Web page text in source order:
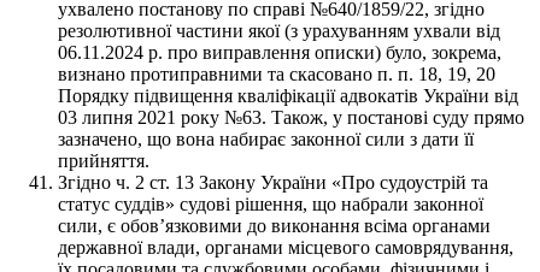
ухвалено постанову по справі №640/1859/22, згідно
резолютивної частини якої (з урахуванням ухвали від
06.11.2024 р. про виправлення описки) було, зокрема,
визнано протиправними та скасовано п. п. 18, 19, 20
Порядку підвищення кваліфікації адвокатів України від
03 липня 2021 року №63. Також, у постанові суду прямо
зазначено, що вона набирає законної сили з дати її
прийняття.
Згідно ч. 2 ст. 13 Закону України «Про судоустрій та
статус суддів» судові рішення, що набрали законної
сили, є обов’язковими до виконання всіма органами
державної влади, органами місцевого самоврядування,